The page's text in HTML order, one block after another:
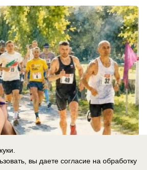
вы даете согласие на обработку